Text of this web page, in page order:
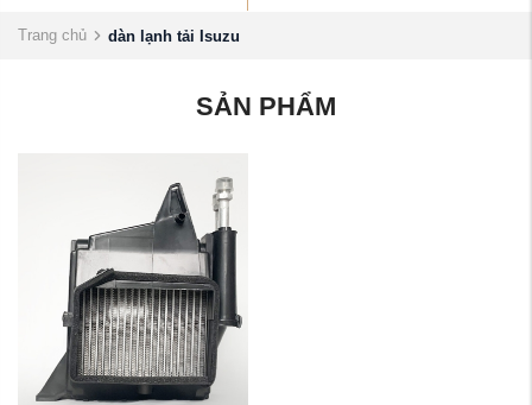
Trang chủ dàn lạnh tải Isuzu
SẢN PHẨM